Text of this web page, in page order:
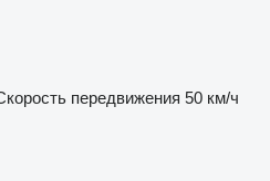
передвижения 50 км/ч